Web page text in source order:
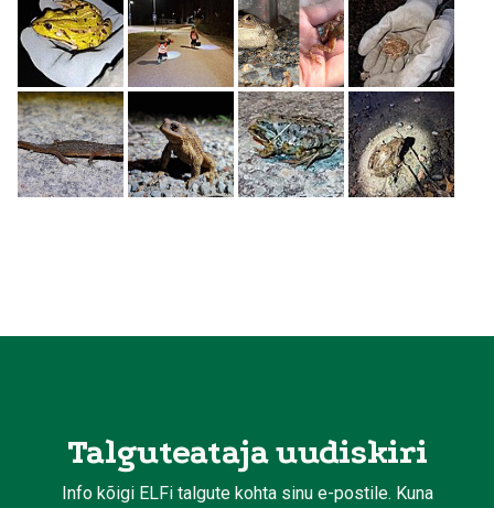
Talguteataja uudiskiri
Info kõigi ELFi talgute kohta sinu e-postile. Kuna